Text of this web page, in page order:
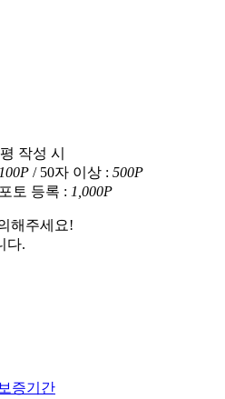
작성 시
100P / 50자 이상 : 500P
토 등록 : 1,000P
해주세요!
다.
증기간